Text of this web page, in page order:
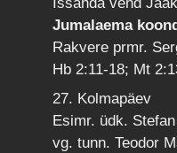
Jumalaema
Rakvere prmr.
Hb 2:11-18; Mt
27. Kolmapäev
Esimr. üdk.
vg. tunn. Teodor